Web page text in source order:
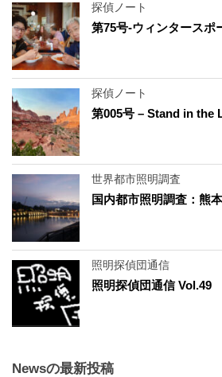
探偵ノート
第75号-ウィンタースポ
探偵ノート
第005号 – Stand in the
世界都市照明調査
国内都市照明調査：熊
照明探偵団通信
照明探偵団通信 Vol.49
Newsの最新投稿